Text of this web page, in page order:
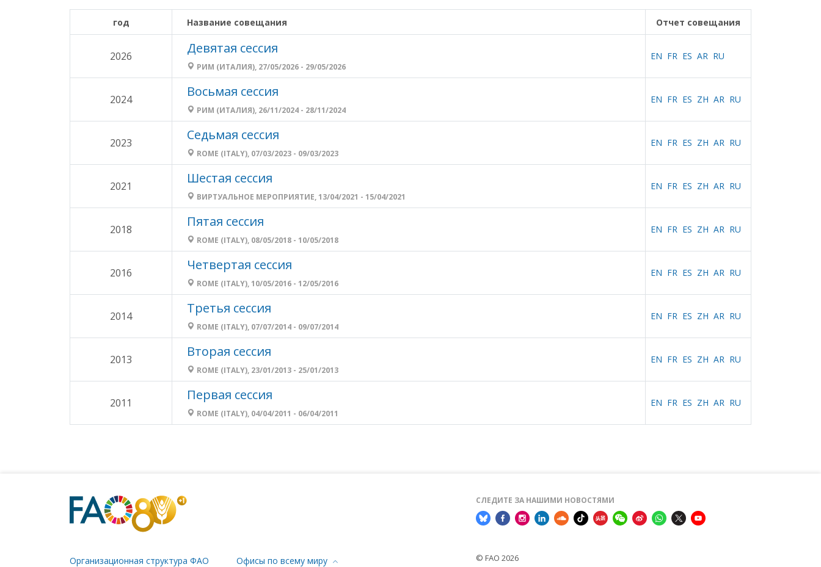
год Название совещания Отчет совещания
2026 Девятая сессия
РИМ (ИТАЛИЯ), 27/05/2026 - 29/05/2026
EN AR
FR RU
ES
2024 Восьмая сессия
РИМ (ИТАЛИЯ), 26/11/2024 - 28/11/2024
EN AR
ZH
FR RU
ES
2023 Седьмая сессия
ROME (ITALY), 07/03/2023 - 09/03/2023
EN ES ZH
FR AR RU
2021 Шестая сессия
ВИРТУАЛЬНОЕ МЕРОПРИЯТИЕ, 13/04/2021 - 15/04/2021
RU
AR
ES
EN ZH
FR
2018 Пятая сессия
ROME (ITALY), 08/05/2018 - 10/05/2018
AR
ES
FR ZH RU
EN
2016 Четвертая сессия
ROME (ITALY), 10/05/2016 - 12/05/2016
ZH AR
ES
EN FR RU
2014 Третья сессия
ROME (ITALY), 07/07/2014 - 09/07/2014
ES RU
EN ZH AR
FR
2013 Вторая сессия
ROME (ITALY), 23/01/2013 - 25/01/2013
ZH
ES RU
EN FR AR
2011 Первая сессия
ROME (ITALY), 04/04/2011 - 06/04/2011
ES
EN ZH AR RU
FR
СЛЕДИТЕ ЗА НАШИМИ НОВОСТЯМИ
Организационная структура ФАО Офисы по всему миру © FAO 2026